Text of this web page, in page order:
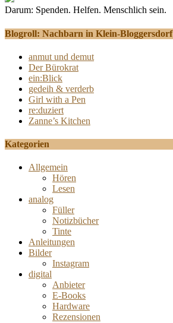
Darum: Spenden. Helfen. Menschlich sein.
Blogroll: Nachbarn in Klein-Bloggersdorf
anmut und demut
Der Bürokrat
ein:Blick
gedeih & verderb
Girl with a Pen
re:duziert
Zanne’s Kitchen
Kategorien
Allgemein
Hören
Lesen
analog
Füller
Notizbücher
Tinte
Anleitungen
Bilder
Instagram
digital
Anbieter
E-Books
Hardware
Rezensionen